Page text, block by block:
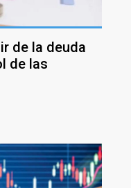
de la deuda
de las